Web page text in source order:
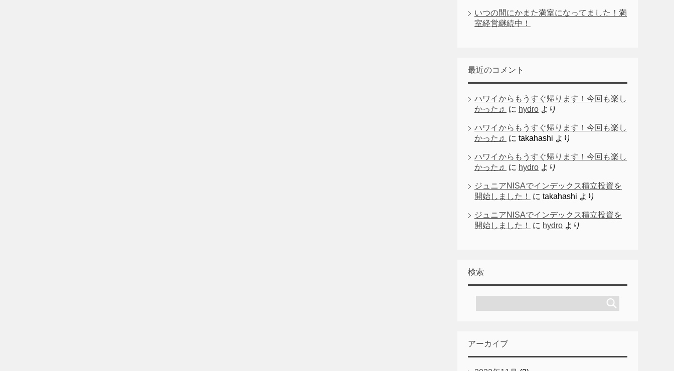
いつの間にかまた満室になってました！満
室経営継続中！
最近のコメント
ハワイからもうすぐ帰ります！今回も楽し
かった♬
に hydro より
ハワイからもうすぐ帰ります！今回も楽し
かった♬
に takahashi より
ハワイからもうすぐ帰ります！今回も楽し
かった♬
に hydro より
ジュニアNISAでインデックス積立投資を
開始しました！
に takahashi より
ジュニアNISAでインデックス積立投資を
開始しました！
に hydro より
検索
アーカイブ